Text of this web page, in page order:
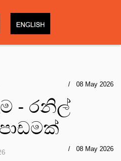
08 May 2026
- රනිල්
08 May 2026